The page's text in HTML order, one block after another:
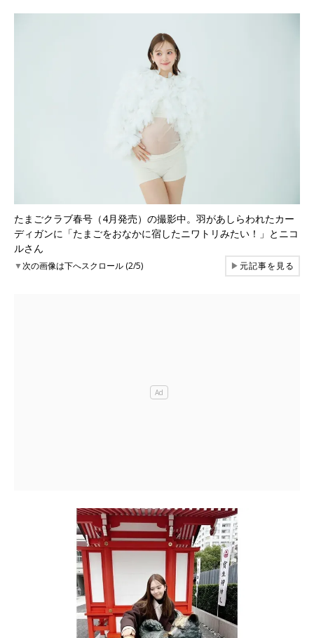
たまごクラブ春号（4月発売）の撮影中。羽があしらわれたカー
ディガンに「たまごをおなかに宿したニワトリみたい！」とニコ
ルさん
▼次の画像は下へスクロール (2/5) ▶元記事を見る